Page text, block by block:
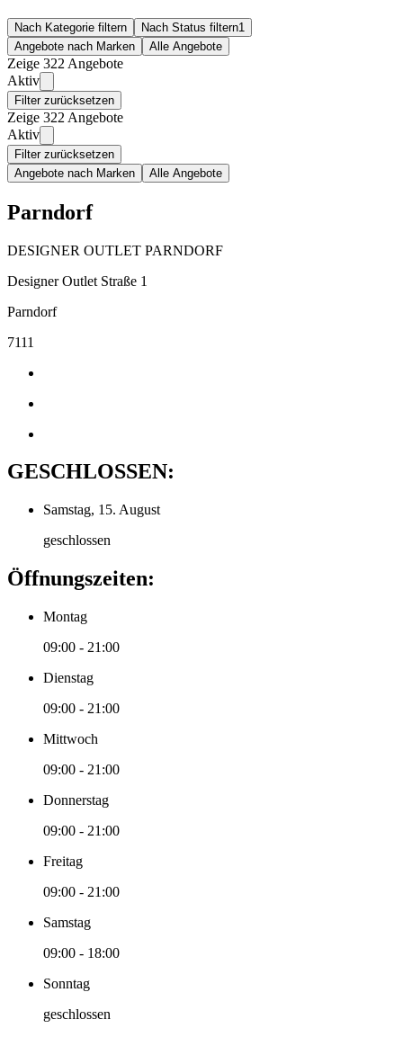
Nach Kategorie filtern Nach Status filtern1
Angebote nach Marken
Alle Angebote
Zeige 322 Angebote
Aktiv
Filter zurücksetzen
Zeige 322 Angebote
Aktiv
Filter zurücksetzen
Angebote nach Marken
Alle Angebote
Parndorf
DESIGNER OUTLET PARNDORF
Designer Outlet Straße 1
Parndorf
7111
GESCHLOSSEN:
Samstag, 15. August
geschlossen
Öffnungszeiten:
Montag
09:00 - 21:00
Dienstag
09:00 - 21:00
Mittwoch
09:00 - 21:00
Donnerstag
09:00 - 21:00
Freitag
09:00 - 21:00
Samstag
09:00 - 18:00
Sonntag
geschlossen